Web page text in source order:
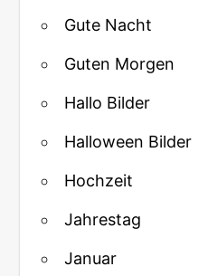
Gute Nacht
Guten Morgen
Hallo Bilder
Halloween Bilder
Hochzeit
Jahrestag
Januar